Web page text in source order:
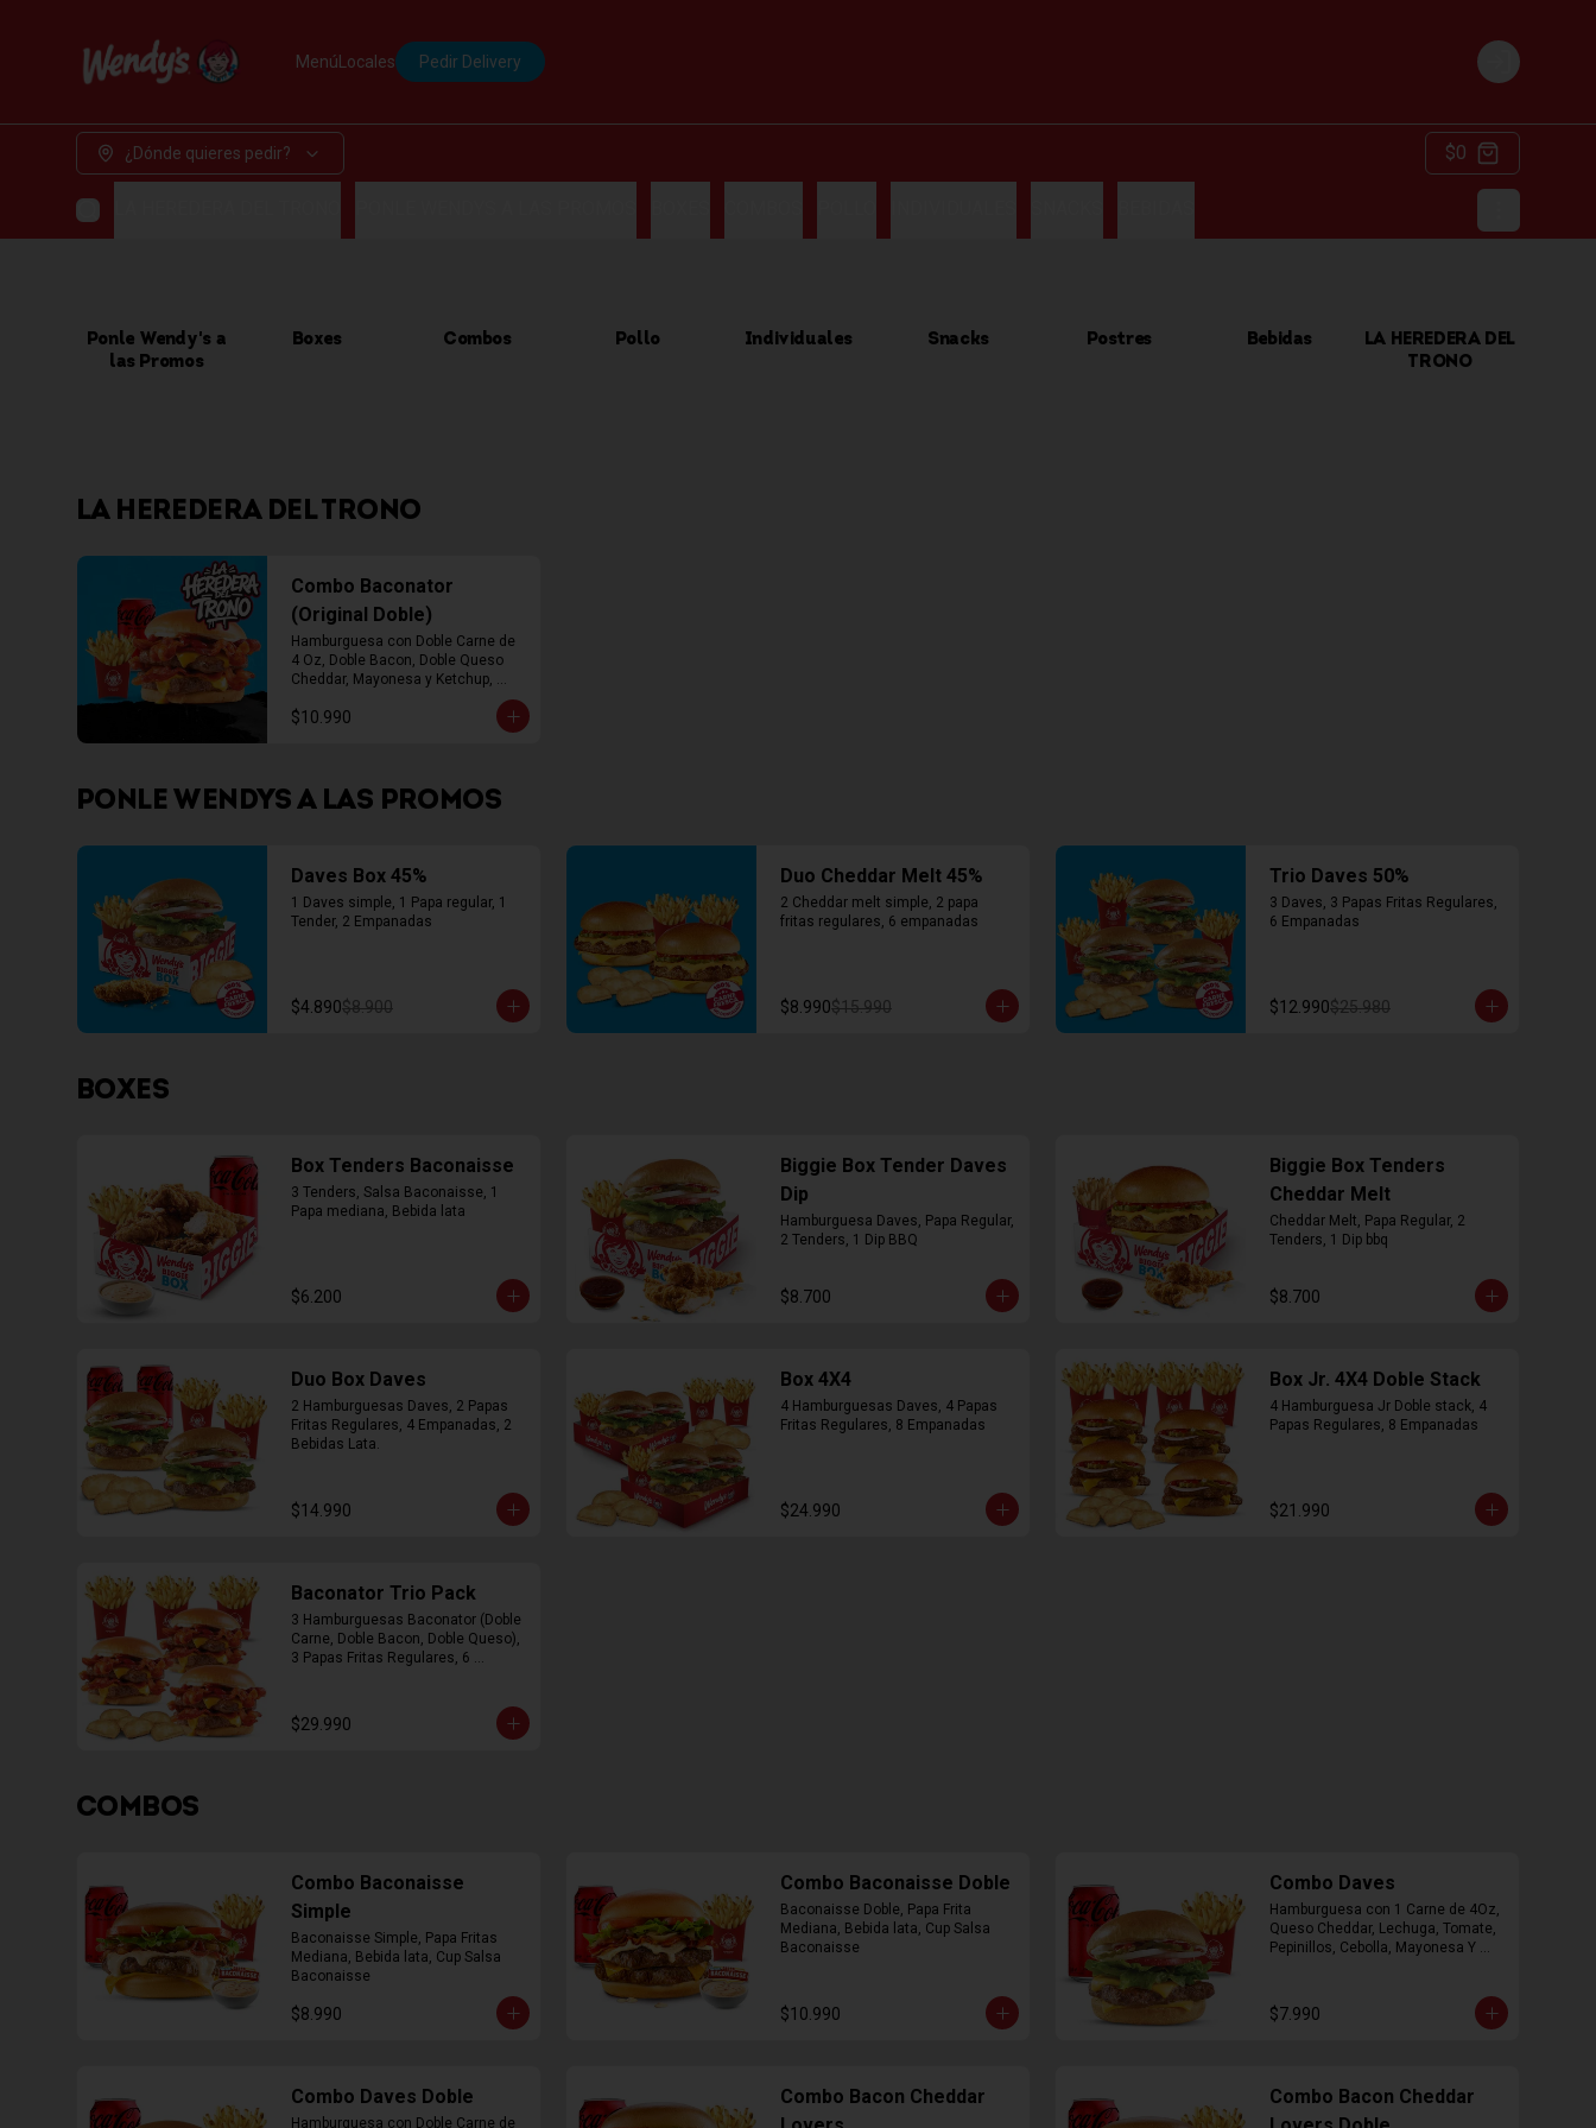
Menú Locales Pedir Delivery
Login
¿Dónde quieres pedir? $0
Ponle Wendy's a
las Promos
Boxes Combos Pollo Individuales Snacks Postres Bebidas
LA HEREDERA DEL
TRONO
LA HEREDERA DEL TRONO
Combo Baconator
(Original Doble)
Hamburguesa con Doble Carne de
4 Oz, Doble Bacon, Doble Queso
Cheddar, Mayonesa y Ketchup,
Papas Fritas Mediana, Bebida Lata
$10.990
PONLE WENDYS A LAS PROMOS
Daves Box 45%
1 Daves simple, 1 Papa regular, 1
Tender, 2 Empanadas
$4.890$8.900
Duo Cheddar Melt 45%
2 Cheddar melt simple, 2 papa
fritas regulares, 6 empanadas
$8.990$15.990
Trio Daves 50%
3 Daves, 3 Papas Fritas Regulares,
6 Empanadas
$12.990$25.980
BOXES
Box Tenders Baconaisse
3 Tenders, Salsa Baconaisse, 1
Papa mediana, Bebida lata
$6.200
Biggie Box Tender Daves
Dip
Hamburguesa Daves, Papa Regular,
2 Tenders, 1 Dip BBQ
$8.700
Biggie Box Tenders
Cheddar Melt
Cheddar Melt, Papa Regular, 2
Tenders, 1 Dip bbq
$8.700
Duo Box Daves
2 Hamburguesas Daves, 2 Papas
Fritas Regulares, 4 Empanadas, 2
Bebidas Lata.
$14.990
Box 4X4
4 Hamburguesas Daves, 4 Papas
Fritas Regulares, 8 Empanadas
$24.990
Box Jr. 4X4 Doble Stack
4 Hamburguesa Jr Doble stack, 4
Papas Regulares, 8 Empanadas
$21.990
Baconator Trio Pack
3 Hamburguesas Baconator (Doble
Carne, Doble Bacon, Doble Queso),
3 Papas Fritas Regulares, 6
$29.990
COMBOS
Combo Baconaisse
Simple
Baconaisse Simple, Papa Fritas
Mediana, Bebida lata, Cup Salsa
Baconaisse
$8.990
Combo Baconaisse Doble
Baconaisse Doble, Papa Frita
Mediana, Bebida lata, Cup Salsa
Baconaisse
$10.990
Combo Daves
Hamburguesa con 1 Carne de 4Oz,
Queso Cheddar, Lechuga, Tomate,
Pepinillos, Cebolla, Mayonesa Y
$7.990
Combo Daves Doble
Hamburguesa con Doble Carne de
Combo Bacon Cheddar
Combo Bacon Cheddar